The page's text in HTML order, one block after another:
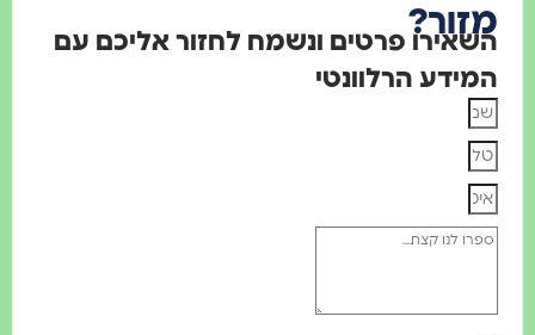
מזור?
השאירו פרטים ונשמח לחזור אליכם עם
המידע הרלוונטי